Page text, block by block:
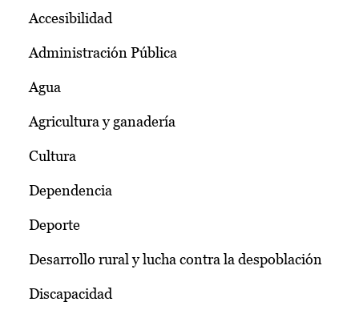
Accesibilidad
Administración Pública
Agua
Agricultura y ganadería
Cultura
Dependencia
Deporte
Desarrollo rural y lucha contra la despoblación
Discapacidad